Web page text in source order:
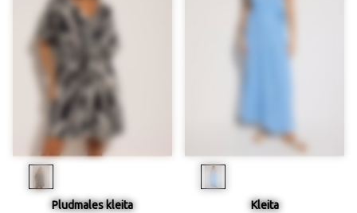
Pludmales kleita
Kleita